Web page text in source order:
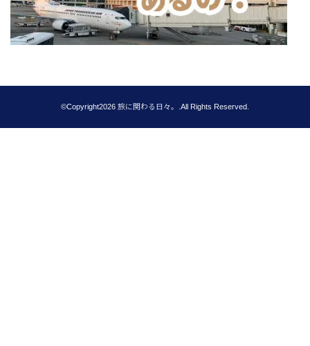
©Copyright2026 旅に関わる日々。 .All Rights Reserved.